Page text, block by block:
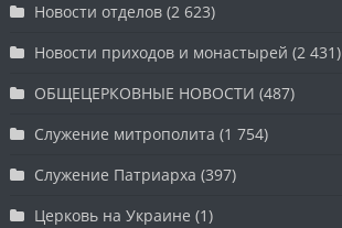
Новости отделов (2 623)
Новости приходов и монастырей (2 431)
ОБЩЕЦЕРКОВНЫЕ НОВОСТИ (487)
Служение митрополита (1 754)
Служение Патриарха (397)
Церковь на Украине (1)